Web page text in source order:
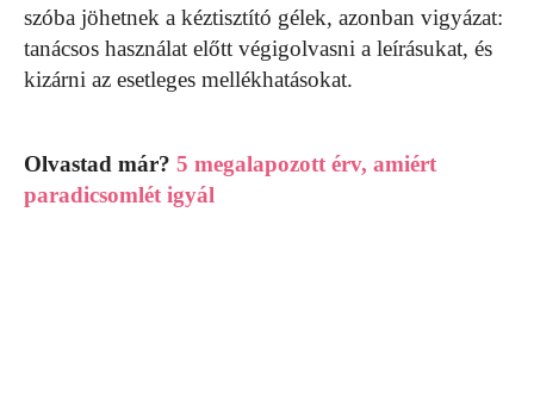
szóba jöhetnek a kéztisztító gélek, azonban vigyázat:
tanácsos használat előtt végigolvasni a leírásukat, és
kizárni az esetleges mellékhatásokat.
Olvastad már? 5 megalapozott érv, amiért
paradicsomlét igyál